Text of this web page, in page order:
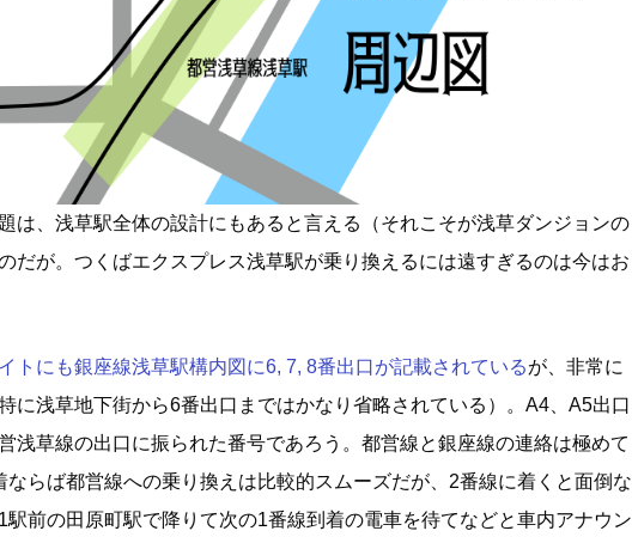
は、浅草駅全体の設計にもあると言える（それこそが浅草ダンジョンの
だが。つくばエクスプレス浅草駅が乗り換えるには遠すぎるのは今はお
トにも銀座線浅草駅構内図に6, 7, 8番出口が記載されているが、非常に
に浅草地下街から6番出口まではかなり省略されている）。A4、A5出口
浅草線の出口に振られた番号であろう。都営線と銀座線の連絡は極めて
ならば都営線への乗り換えは比較的スムーズだが、2番線に着くと面倒な
駅前の田原町駅で降りて次の1番線到着の電車を待てなどと車内アナウン